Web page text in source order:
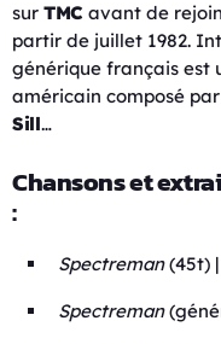
sur TMC avant de
partir de juillet 1982.
générique français est
américain composé par
Sill…
Chansons et
:
Spectreman(45t) |
Spectreman